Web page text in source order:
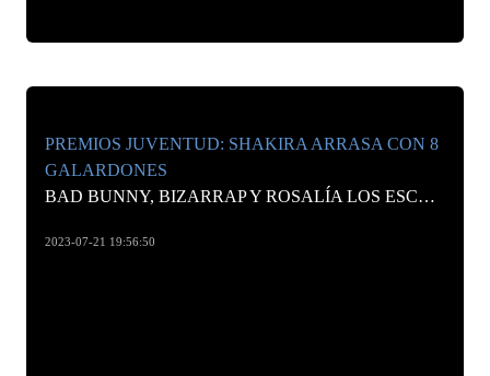
PREMIOS JUVENTUD: SHAKIRA ARRASA CON 8
GALARDONES
BAD BUNNY, BIZARRAP Y ROSALÍA LOS ESCOLTARON CON 4 ESTATUILLAS CADA UNO EN UNA CEREMONIA CELEBRADA DESDE PUERTO RICO
2023-07-21 19:56:50